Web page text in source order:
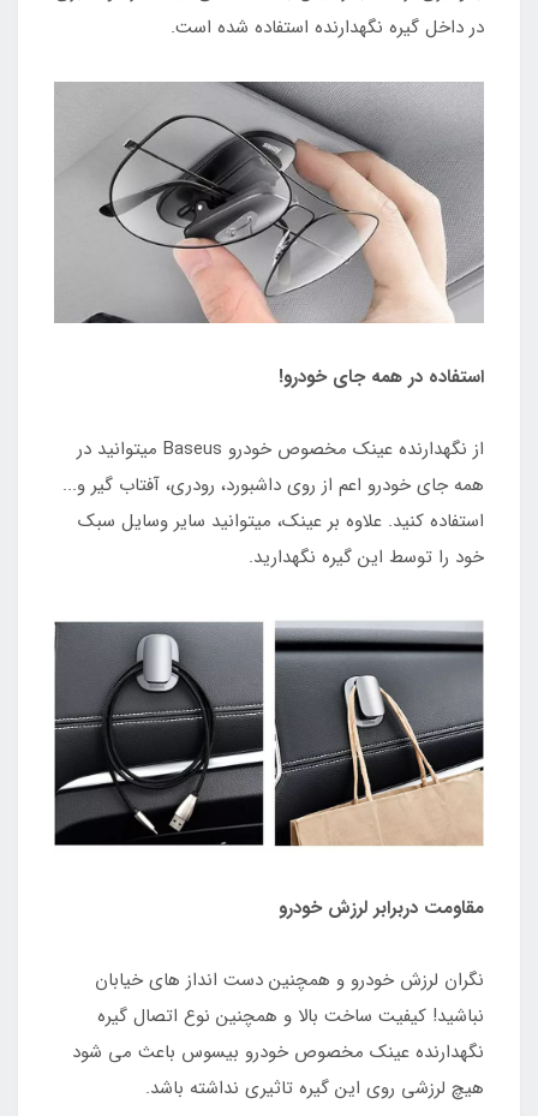
در داخل گیره نگهدارنده استفاده شده است.
استفاده در همه جای خودرو!
از نگهدارنده عینک مخصوص خودرو Baseus میتوانید در
همه جای خودرو اعم از روی داشبورد، رودری، آفتاب گیر و...
استفاده کنید. علاوه بر عینک، میتوانید سایر وسایل سبک
خود را توسط این گیره نگهدارید.
مقاومت دربرابر لرزش خودرو
نگران لرزش خودرو و همچنین دست انداز های خیابان
نباشید! کیفیت ساخت بالا و همچنین نوع اتصال گیره
نگهدارنده عینک مخصوص خودرو بیسوس باعث می شود
هیچ لرزشی روی این گیره تاثیری نداشته باشد.